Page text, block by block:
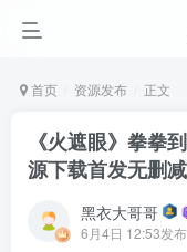
首页 资源发布 正文
《火遮眼》拳拳
源下载首发无删减
黑衣大哥哥
6月4日 12:53发布